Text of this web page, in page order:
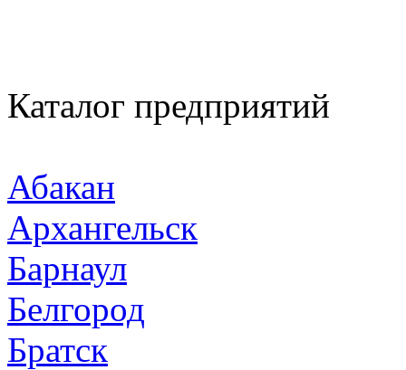
Каталог предприятий
Абакан
Архангельск
Барнаул
Белгород
Братск